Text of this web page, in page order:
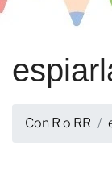
Con R o RR